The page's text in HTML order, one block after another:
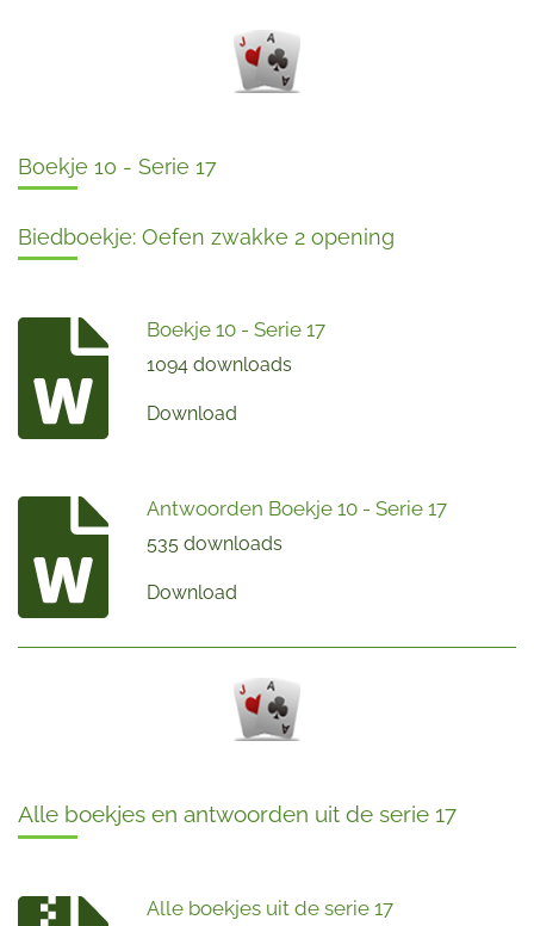
Boekje 10 - Serie 17
Biedboekje: Oefen zwakke 2 opening
Boekje 10 - Serie 17
1094 downloads
Download
Antwoorden Boekje 10 - Serie 17
535 downloads
Download
Alle boekjes en antwoorden uit de serie 17
Alle boekjes uit de serie 17